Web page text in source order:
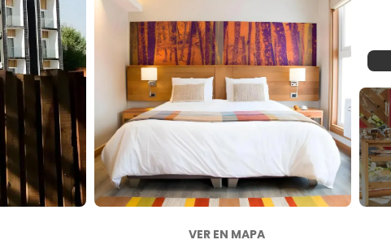
VER EN MAPA